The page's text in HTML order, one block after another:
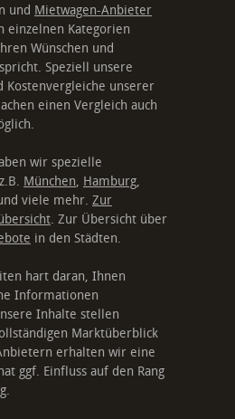
und Mietwagen-Anbieter
einzelnen Kategorien
Wünschen und
Speziell unsere
Kostenvergleiche unserer
einen Vergleich auch
wir spezielle
München, Hamburg,
viele mehr. Zur
. Zur Übersicht über
in den Städten.
hart daran, Ihnen
Informationen
Inhalte stellen
Marktüberblick
erhalten wir eine
ggf. Einfluss auf den Rang